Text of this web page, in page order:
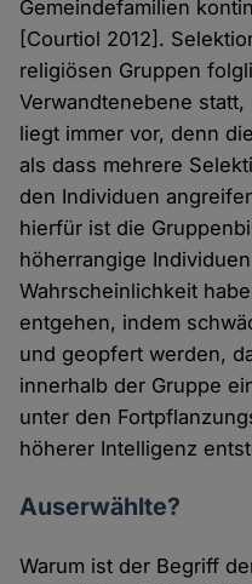
Gemeindefamilien
[Courtiol 2012].
religiösen Gruppen
Verwandtenebene
liegt immer vor, denn
als dass mehrere
den Individuen
hierfür ist die
höherrangige
Wahrscheinlichkeit
entgehen, indem
und geopfert werden,
innerhalb der Gruppe
unter den
höherer Intelligenz
Auserwählte?
Warum ist der Begriff